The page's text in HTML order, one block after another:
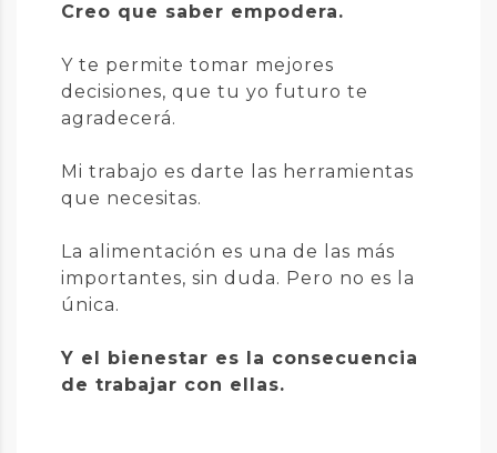
Creo que saber empodera.
Y te permite tomar mejores
decisiones, que tu yo futuro te
agradecerá.
Mi trabajo es darte las herramientas
que necesitas.
La alimentación es una de las más
importantes, sin duda. Pero no es la
única.
Y el bienestar es la consecuencia
de trabajar con ellas.